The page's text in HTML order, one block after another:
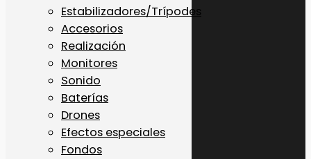
Estabilizadores/Trípodes
Accesorios
Realización
Monitores
Sonido
Baterías
Drones
Efectos especiales
Fondos